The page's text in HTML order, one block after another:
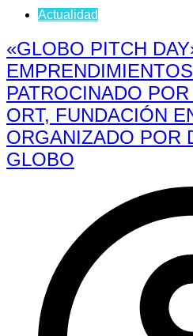
Actualidad
«GLOBO PITCH
PATROCINADO
ORT, FUNDACIÓN
ORGANIZADO POR
GLOBO